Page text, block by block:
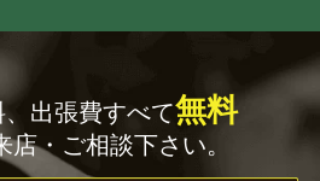
出張費すべて無料
店・ご相談下さい。